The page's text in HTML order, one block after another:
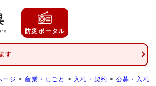
防災ポータル
す
ージ > 産業・しごと > 入札・契約 > 公募・入札